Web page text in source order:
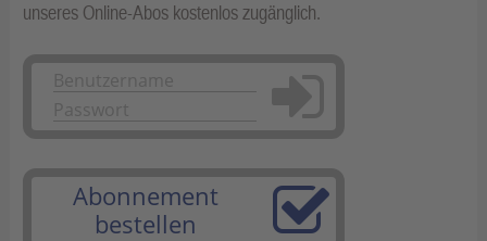
unseres Online-Abos kostenlos zugänglich.
Anmelden
Abonnement
bestellen